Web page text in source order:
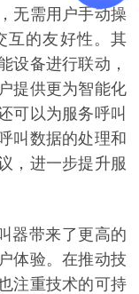
无需用户手动操
互的友好性。其
设备进行联动，
提供更为智能化
可以为服务呼叫
叫数据的处理和
，进一步提升服
器带来了更高的
体验。在推动技
注重技术的可持